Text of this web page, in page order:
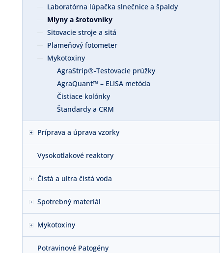
Laboratórna lúpačka slnečnice a špaldy
Mlyny a šrotovníky
Sitovacie stroje a sitá
Plameňový fotometer
Mykotoxiny
AgraStrip®-Testovacie prúžky
AgraQuant™ – ELISA metóda
Čistiace kolónky
Štandardy a CRM
Príprava a úprava vzorky
Vysokotlakové reaktory
Čistá a ultra čistá voda
Spotrebný materiál
Mykotoxiny
Potravinové Patogény